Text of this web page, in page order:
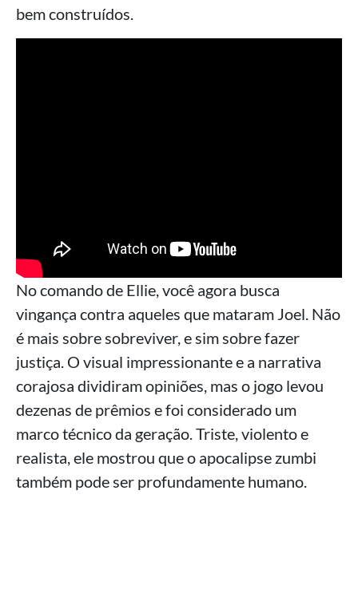
bem construídos.
No comando de Ellie, você agora busca
vingança contra aqueles que mataram Joel. Não
é mais sobre sobreviver, e sim sobre fazer
justiça. O visual impressionante e a narrativa
corajosa dividiram opiniões, mas o jogo levou
dezenas de prêmios e foi considerado um
marco técnico da geração. Triste, violento e
realista, ele mostrou que o apocalipse zumbi
também pode ser profundamente humano.